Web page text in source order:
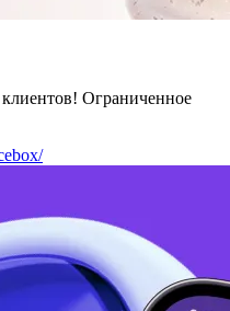
Ограниченное